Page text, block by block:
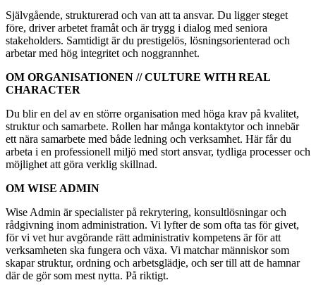
Självgående, strukturerad och van att ta ansvar. Du ligger steget
före, driver arbetet framåt och är trygg i dialog med seniora
stakeholders. Samtidigt är du prestigelös, lösningsorienterad och
arbetar med hög integritet och noggrannhet.
OM ORGANISATIONEN // CULTURE WITH REAL
CHARACTER
Du blir en del av en större organisation med höga krav på kvalitet,
struktur och samarbete. Rollen har många kontaktytor och innebär
ett nära samarbete med både ledning och verksamhet. Här får du
arbeta i en professionell miljö med stort ansvar, tydliga processer och
möjlighet att göra verklig skillnad.
OM WISE ADMIN
Wise Admin är specialister på rekrytering, konsultlösningar och
rådgivning inom administration. Vi lyfter de som ofta tas för givet,
för vi vet hur avgörande rätt administrativ kompetens är för att
verksamheten ska fungera och växa. Vi matchar människor som
skapar struktur, ordning och arbetsglädje, och ser till att de hamnar
där de gör som mest nytta. På riktigt.